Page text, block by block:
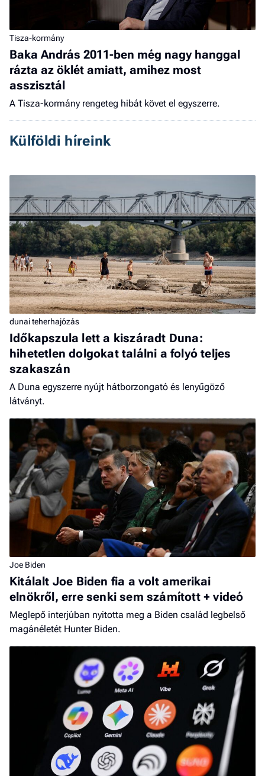
Tisza-kormány
Baka András 2011-ben még nagy hanggal
rázta az öklét amiatt, amihez most
asszisztál
A Tisza-kormány rengeteg hibát követ el egyszerre.
Külföldi híreink
dunai teherhajózás
Időkapszula lett a kiszáradt Duna:
hihetetlen dolgokat találni a folyó teljes
szakaszán
A Duna egyszerre nyújt hátborzongató és lenyűgöző
látványt.
Joe Biden
Kitálalt Joe Biden fia a volt amerikai
elnökről, erre senki sem számított + videó
Meglepő interjúban nyitotta meg a Biden család legbelső
magánéletét Hunter Biden.